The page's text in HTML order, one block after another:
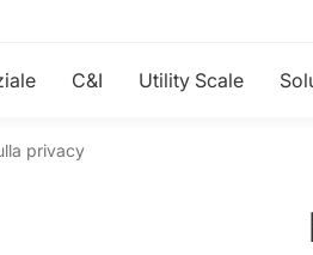
C&I Utility Scale
privacy